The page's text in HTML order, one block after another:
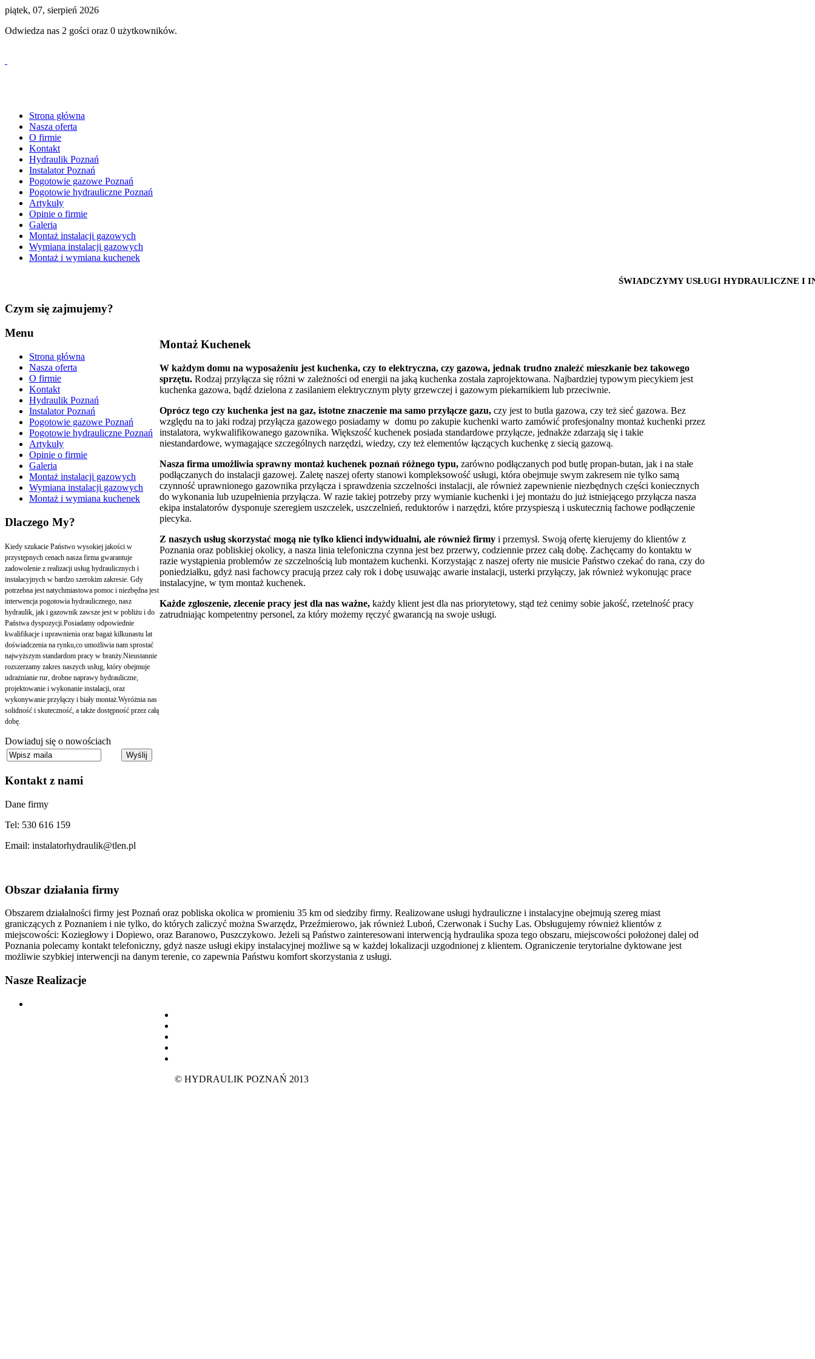
piątek, 07, sierpień 2026
Odwiedza nas 2 gości oraz 0 użytkowników.
Strona główna
Nasza oferta
O firmie
Kontakt
Hydraulik Poznań
Instalator Poznań
Pogotowie gazowe Poznań
Pogotowie hydrauliczne Poznań
Artykuły
Opinie o firmie
Galeria
Montaż instalacji gazowych
Wymiana instalacji gazowych
Montaż i wymiana kuchenek
ŚWIADCZYMY USŁUGI HYDRAULICZNE I
Czym się zajmujemy?
Montaż Kuchenek
W każdym domu na wyposażeniu jest kuchenka, czy to elektryczna, czy gazowa, jednak trudno znaleźć mieszkanie bez takowego
sprzętu. Rodzaj przyłącza się różni w zależności od energii na jaką kuchenka została zaprojektowana. Najbardziej typowym piecykiem jest
kuchenka gazowa, bądź dzielona z zasilaniem elektrycznym płyty grzewczej i gazowym piekarnikiem lub przeciwnie.
Oprócz tego czy kuchenka jest na gaz, istotne znaczenie ma samo przyłącze gazu, czy jest to butla gazowa, czy też sieć gazowa. Bez
względu na to jaki rodzaj przyłącza gazowego posiadamy w domu po zakupie kuchenki warto zamówić profesjonalny montaż kuchenki przez
instalatora, wykwalifikowanego gazownika. Większość kuchenek posiada standardowe przyłącze, jednakże zdarzają się i takie
niestandardowe, wymagające szczególnych narzędzi, wiedzy, czy też elementów łączących kuchenkę z siecią gazową.
Nasza firma umożliwia sprawny montaż kuchenek poznań różnego typu, zarówno podłączanych pod butlę propan-butan, jak i na stałe
podłączanych do instalacji gazowej. Zaletę naszej oferty stanowi kompleksowość usługi, która obejmuje swym zakresem nie tylko samą
czynność uprawnionego gazownika przyłącza i sprawdzenia szczelności instalacji, ale również zapewnienie niezbędnych części koniecznych
do wykonania lub uzupełnienia przyłącza. W razie takiej potrzeby przy wymianie kuchenki i jej montażu do już istniejącego przyłącza nasza
ekipa instalatorów dysponuje szeregiem uszczelek, uszczelnień, reduktorów i narzędzi, które przyspieszą i uskutecznią fachowe podłączenie
piecyka.
Z naszych usług skorzystać mogą nie tylko klienci indywidualni, ale również firmy i przemysł. Swoją ofertę kierujemy do klientów z
Poznania oraz pobliskiej okolicy, a nasza linia telefoniczna czynna jest bez przerwy, codziennie przez całą dobę. Zachęcamy do kontaktu w
razie wystąpienia problemów ze szczelnością lub montażem kuchenki. Korzystając z naszej oferty nie musicie Państwo czekać do rana, czy do
poniedziałku, gdyż nasi fachowcy pracują przez cały rok i dobę usuwając awarie instalacji, usterki przyłączy, jak również wykonując prace
instalacyjne, w tym montaż kuchenek.
Każde zgłoszenie, zlecenie pracy jest dla nas ważne, każdy klient jest dla nas priorytetowy, stąd też cenimy sobie jakość, rzetelność pracy
zatrudniając kompetentny personel, za który możemy ręczyć gwarancją na swoje usługi.
Menu
Strona główna
Nasza oferta
O firmie
Kontakt
Hydraulik Poznań
Instalator Poznań
Pogotowie gazowe Poznań
Pogotowie hydrauliczne Poznań
Artykuły
Opinie o firmie
Galeria
Montaż instalacji gazowych
Wymiana instalacji gazowych
Montaż i wymiana kuchenek
Dlaczego My?
Kiedy szukacie Państwo wysokiej jakości w
przystępnych cenach nasza firma gwarantuje
zadowolenie z realizacji usług hydraulicznych i
instalacyjnych w bardzo szerokim zakresie. Gdy
potrzebna jest natychmiastowa pomoc i niezbędna jest
interwencja pogotowia hydraulicznego, nasz
hydraulik, jak i gazownik zawsze jest w pobliżu i do
Państwa dyspozycji.Posiadamy odpowiednie
kwalifikacje i uprawnienia oraz bagaż kilkunastu lat
doświadczenia na rynku,co umożliwia nam sprostać
najwyższym standardom pracy w branży.Nieustannie
rozszerzamy zakres naszych usług, który obejmuje
udrażnianie rur, drobne naprawy hydrauliczne,
projektowanie i wykonanie instalacji, oraz
wykonywanie przyłączy i biały montaż.Wyróżnia nas
solidność i skuteczność, a także dostępność przez całą
dobę.
Dowiaduj się o nowościach
Kontaktz nami
Dane firmy
Tel: 530 616 159
Email: instalatorhydraulik@tlen.pl
Obszar działania firmy
Obszarem działalności firmy jest Poznań oraz pobliska okolica w promieniu 35 km od siedziby firmy. Realizowane usługi hydrauliczne i instalacyjne obejmują szereg miast
graniczących z Poznaniem i nie tylko, do których zaliczyć można Swarzędz, Przeźmierowo, jak również Luboń, Czerwonak i Suchy Las. Obsługujemy również klientów z
miejscowości: Koziegłowy i Dopiewo, oraz Baranowo, Puszczykowo. Jeżeli są Państwo zainteresowani interwencją hydraulika spoza tego obszaru, miejscowości położonej dalej od
Poznania polecamy kontakt telefoniczny, gdyż nasze usługi ekipy instalacyjnej możliwe są w każdej lokalizacji uzgodnionej z klientem. Ograniczenie terytorialne dyktowane jest
możliwie szybkiej interwencji na danym terenie, co zapewnia Państwu komfort skorzystania z usługi.
Nasze Realizacje
© HYDRAULIK POZNAŃ 2013